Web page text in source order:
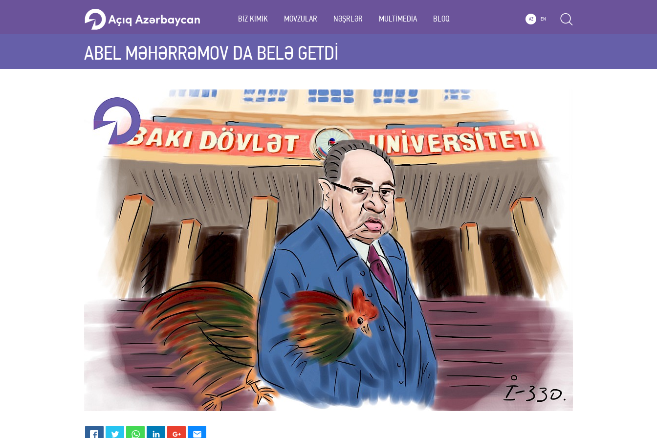
BİZ KİMİK MÖVZULAR NƏŞRLƏR MULTİMEDİA BLOQ AZ EN
ABEL MƏHƏRRƏMOV DA BELƏ GETDİ